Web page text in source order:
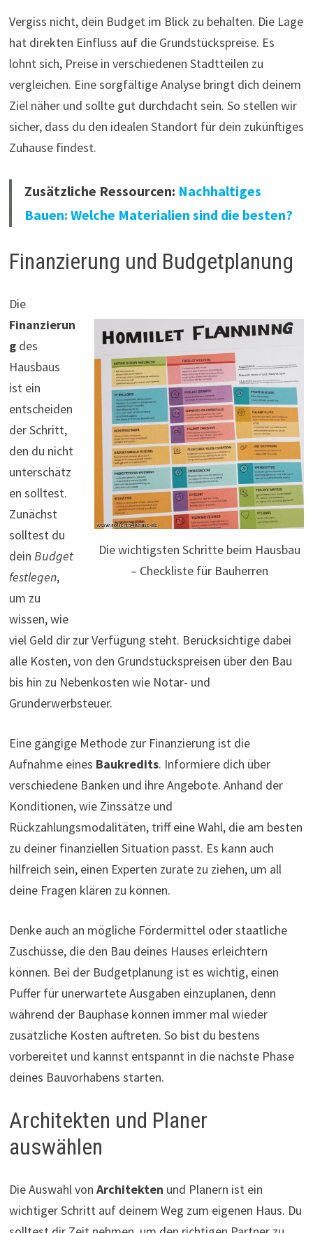
Vergiss nicht, dein Budget im Blick zu behalten. Die Lage
hat direkten Einfluss auf die Grundstückspreise. Es
lohnt sich, Preise in verschiedenen Stadtteilen zu
vergleichen. Eine sorgfältige Analyse bringt dich deinem
Ziel näher und sollte gut durchdacht sein. So stellen wir
sicher, dass du den idealen Standort für dein zukünftiges
Zuhause findest.
Zusätzliche Ressourcen: Nachhaltiges
Bauen: Welche Materialien sind die besten?
Finanzierung und Budgetplanung
Die wichtigsten Schritte beim Hausbau
– Checkliste für Bauherren
Die
Finanzierun
gdes
Hausbaus
ist ein
entscheiden
der Schritt,
den du nicht
unterschätz
en solltest.
Zunächst
solltest du
dein Budget
festlegen,
um zu
wissen, wie
viel Geld dir zur Verfügung steht. Berücksichtige dabei
alle Kosten, von den Grundstückspreisen über den Bau
bis hin zu Nebenkosten wie Notar- und
Grunderwerbsteuer.
Eine gängige Methode zur Finanzierung ist die
Aufnahme eines Baukredits. Informiere dich über
verschiedene Banken und ihre Angebote. Anhand der
Konditionen, wie Zinssätze und
Rückzahlungsmodalitäten, triff eine Wahl, die am besten
zu deiner finanziellen Situation passt. Es kann auch
hilfreich sein, einen Experten zurate zu ziehen, um all
deine Fragen klären zu können.
Denke auch an mögliche Fördermittel oder staatliche
Zuschüsse, die den Bau deines Hauses erleichtern
können. Bei der Budgetplanung ist es wichtig, einen
Puffer für unerwartete Ausgaben einzuplanen, denn
während der Bauphase können immer mal wieder
zusätzliche Kosten auftreten. So bist du bestens
vorbereitet und kannst entspannt in die nächste Phase
deines Bauvorhabens starten.
Architekten und Planer
auswählen
Die Auswahl von Architekten und Planern ist ein
wichtiger Schritt auf deinem Weg zum eigenen Haus. Du